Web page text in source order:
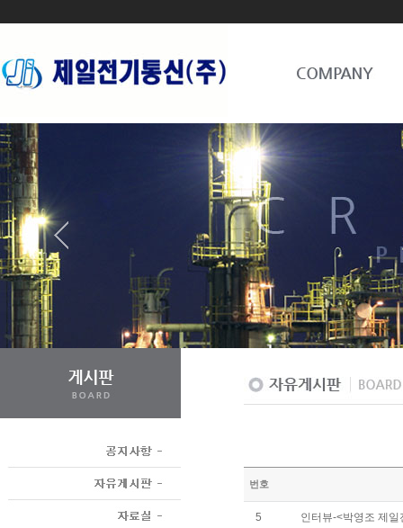
번호
5 인터뷰-<박영조 제일